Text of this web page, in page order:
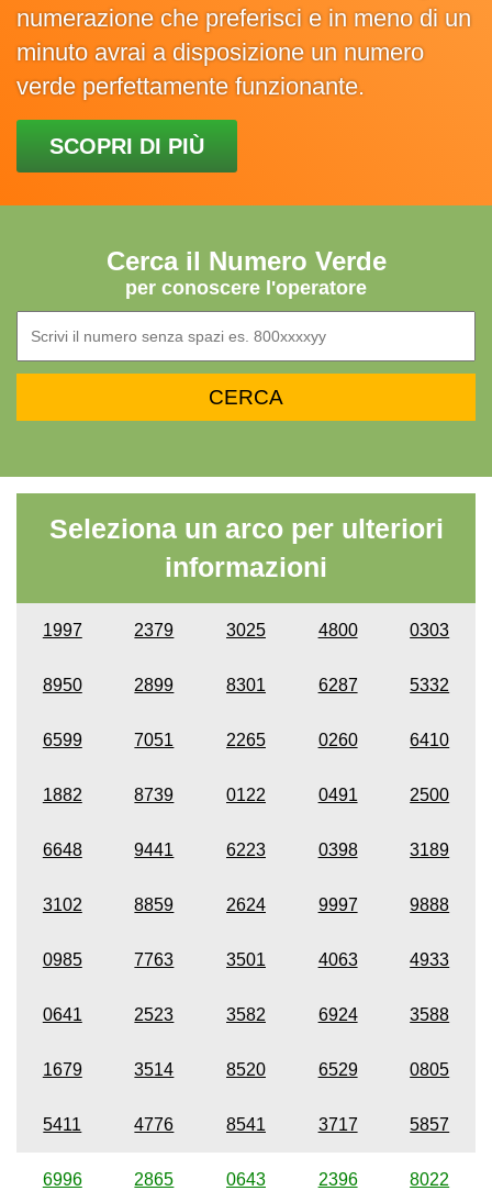
numerazione che preferisci e in meno di un
minuto avrai a disposizione un numero
verde perfettamente funzionante.
SCOPRI DI PIÙ
Cerca il Numero Verde
per conoscere l'operatore
Seleziona un arco per ulteriori
informazioni
1997 2379 3025 4800 0303
8950 2899 8301 6287 5332
6599 7051 2265 0260 6410
1882 8739 0122 0491 2500
6648 9441 6223 0398 3189
3102 8859 2624 9997 9888
0985 7763 3501 4063 4933
0641 2523 3582 6924 3588
1679 3514 8520 6529 0805
5411 4776 8541 3717 5857
6996 2865 0643 2396 8022